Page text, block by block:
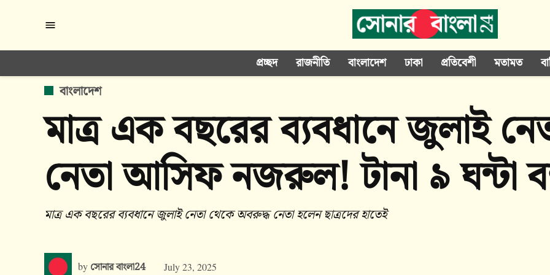
content
প্রচ্ছদ রাজনীতি বাংলাদেশ ঢাকা প্রতিবেশী মতামত
POSTED
বাংলাদেশ
মাত্র এক বছরের ব‍্যবধানে জুলাই
নেতা আসিফ নজরুল! টানা ৯ ঘন্টা
মাত্র এক বছরের ব‍্যবধানে জুলাই নেতা থেকে অবরুদ্ধ নেতা হলেন ছাত্রদের হাতেই
by সোনার বাংলা24 July 23, 2025